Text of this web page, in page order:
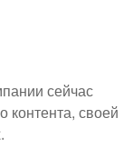
сейчас
контента, своей